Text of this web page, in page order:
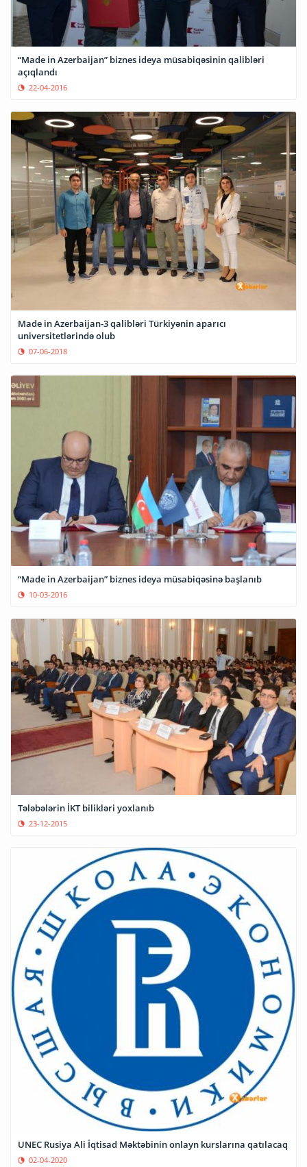
“Made in Azerbaijan” biznes ideya müsabiqəsinin qalibləri
açıqlandı
22-04-2016
Made in Azerbaijan-3 qalibləri Türkiyənin aparıcı
universitetlərində olub
07-06-2018
“Made in Azerbaijan” biznes ideya müsabiqəsinə başlanıb
10-03-2016
Tələbələrin İKT bilikləri yoxlanıb
23-12-2015
UNEC Rusiya Ali İqtisad Məktəbinin onlayn kurslarına qatılacaq
02-04-2020